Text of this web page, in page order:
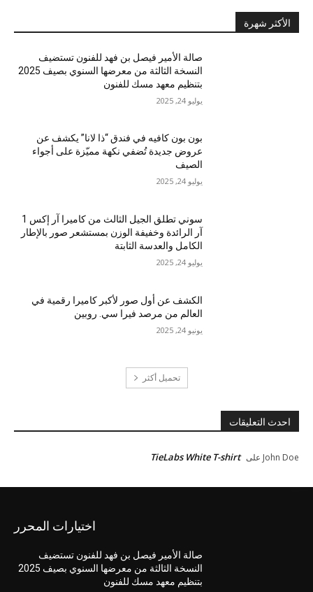
الأكثر شهرة
صالة الأمير فيصل بن فهد للفنون تستضيف
النسخة الثالثة من معرضها السنوي بصيف 2025
بتنظيم معهد مسك للفنون
يوليو 24, 2025
بون بون كافيه في فندق “ذا لانا” يكشف عن
عروض جديدة تُضفي نكهة مميّزة على أجواء
الصيف
يوليو 24, 2025
سوني تطلق الجيل الثالث من كاميرا آر إكس 1
آر الرائدة وخفيفة الوزن بمستشعر صور بالإطار
الكامل والعدسة الثابتة
يوليو 24, 2025
الكشف عن أول صور لأكبر كاميرا رقمية في
العالم من مرصد فيرا سي. روبين
يونيو 24, 2025
تحميل أكثر
احدث التعليقات
John Doe على TieLabs White T-shirt
اختيارات المحرر
صالة الأمير فيصل بن فهد للفنون تستضيف
النسخة الثالثة من معرضها السنوي بصيف 2025
بتنظيم معهد مسك للفنون